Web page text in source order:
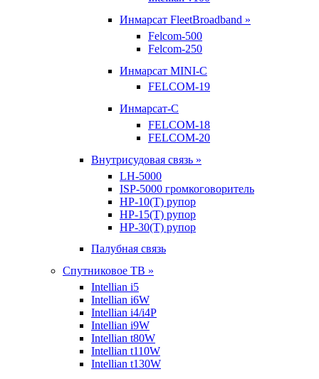
Инмарсат FleetBroadband »
Felcom-500
Felcom-250
Инмарсат MINI-C
FELCOM-19
Инмарсат-С
FELCOM-18
FELCOM-20
Внутрисудовая связь »
LH-5000
ISP-5000 громкоговоритель
HP-10(T) рупор
HP-15(T) рупор
HP-30(T) рупор
Палубная связь
Спутниковое ТВ »
Intellian i5
Intellian i6W
Intellian i4/i4P
Intellian i9W
Intellian t80W
Intellian t110W
Intellian t130W